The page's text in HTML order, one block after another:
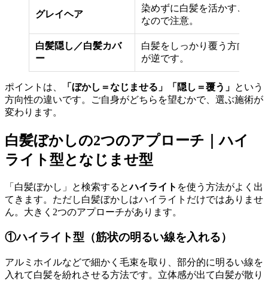
グレイヘア
染めずに白髪を活かすこと。
なので注意。
白髪隠し／白髪カバ
ー
白髪をしっかり覆う方向。
が逆です。
ポイントは、 「ぼかし＝なじませる」「隠し＝覆う」 という
方向性の違いです。ご自身がどちらを望むかで、選ぶ施術が
変わります。
白髪ぼかしの2つのアプローチ｜ハイ
ライト型となじませ型
「白髪ぼかし」と検索するとハイライト を使う方法がよく出
てきます。ただし白髪ぼかしはハイライトだけではありませ
ん。大きく2つのアプローチがあります。
①ハイライト型（筋状の明るい線を入れる）
アルミホイルなどで細かく毛束を取り、部分的に明るい線を
入れて白髪を紛れさせる方法です。立体感が出て白髪が散り